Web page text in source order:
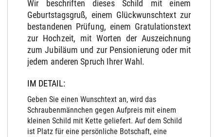
Wir beschriften dieses Schild mit einem
Geburtstagsgruß, einem Glückwunschtext zur
bestandenen Prüfung, einem Gratulationstext
zur Hochzeit, mit Worten der Auszeichnung
zum Jubiläum und zur Pensionierung oder mit
jedem anderen Spruch Ihrer Wahl.
IM DETAIL:
Geben Sie einen Wunschtext an, wird das
Schraubenmännchen gegen Aufpreis mit einem
kleinen Schild mit Kette geliefert. Auf dem Schild
ist Platz für eine persönliche Botschaft, eine